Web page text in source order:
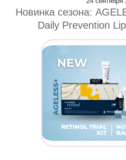
Новинка сезона:
Daily Prevention